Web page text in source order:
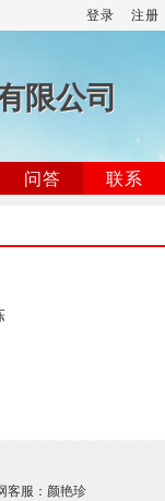
登录 注册
限公司
问答
联系
服：颜艳珍